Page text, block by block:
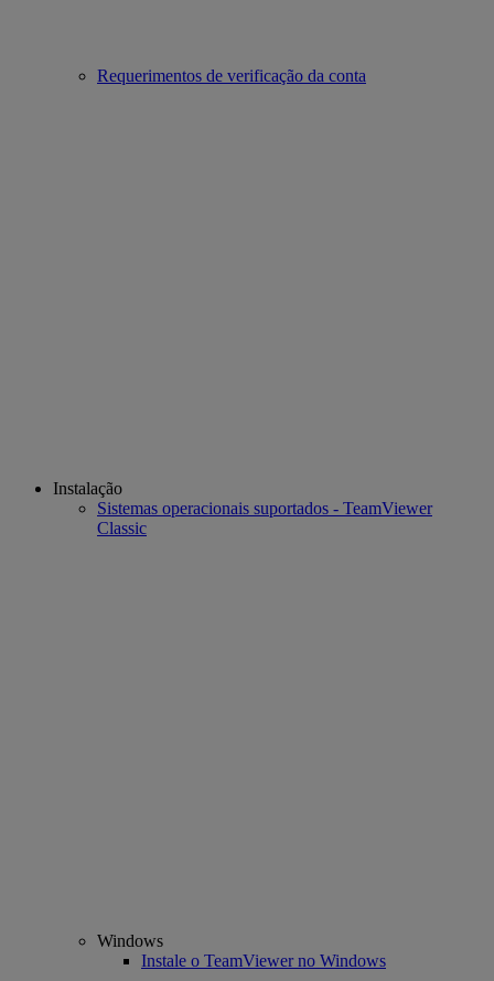
Requerimentos de verificação da conta
Instalação
Sistemas operacionais suportados - TeamViewer
Classic
Windows
Instale o TeamViewer no Windows